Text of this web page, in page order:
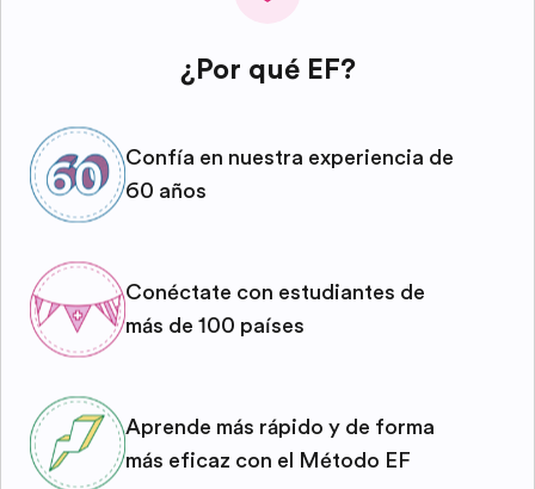
¿Por qué EF?
Confía en nuestra experiencia de
60 años
Conéctate con estudiantes de
más de 100 países
Aprende más rápido y de forma
más eficaz con el Método EF